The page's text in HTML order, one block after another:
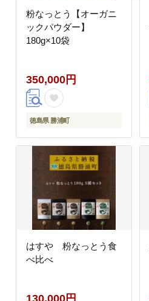
粉なっとう【オーガニ
ックパウダー】
180g×10袋
350,000円
徳島県 勝浦町
はすや 粉なっとう食
べ比べ
130,000円